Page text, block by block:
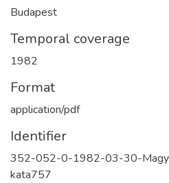
Budapest
Temporal coverage
1982
Format
application/pdf
Identifier
352-052-0-1982-03-30-
kata757